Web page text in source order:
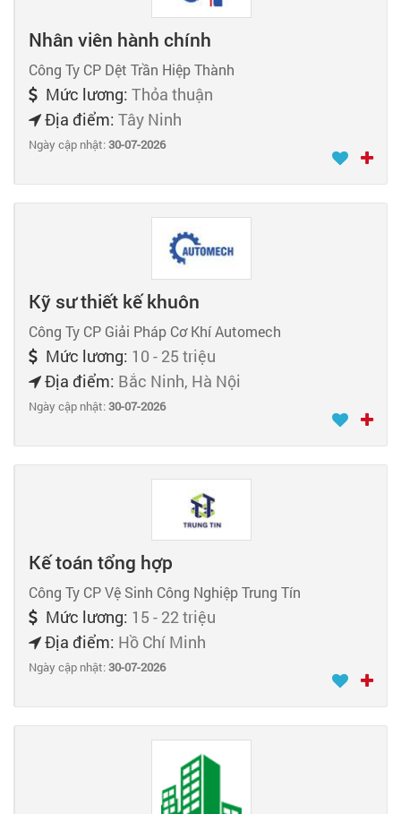
Nhân viên hành chính
Công Ty CP Dệt Trần Hiệp Thành
Mức lương: Thỏa thuận
Địa điểm: Tây Ninh
Ngày cập nhật:30-07-2026
Kỹ sư thiết kế khuôn
Công Ty CP Giải Pháp Cơ Khí Automech
Mức lương: 10 - 25 triệu
Địa điểm: Bắc Ninh, Hà Nội
Ngày cập nhật:30-07-2026
Kế toán tổng hợp
Công Ty CP Vệ Sinh Công Nghiệp Trung Tín
Mức lương: 15 - 22 triệu
Địa điểm: Hồ Chí Minh
Ngày cập nhật:30-07-2026